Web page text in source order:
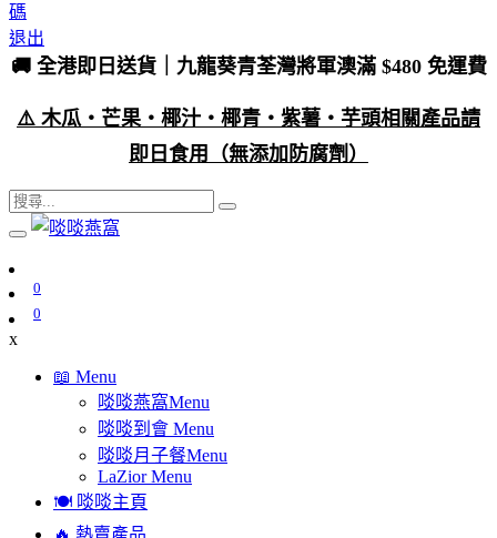
碼
退出
🚚 全港即日送貨｜九龍葵青荃灣將軍澳滿 $480 免運費
⚠️ 木瓜・芒果・椰汁・椰青・紫薯・芋頭相關產品請
即日食用（無添加防腐劑）
0
0
x
📖 Menu
啖啖燕窩Menu
啖啖到會 Menu
啖啖月子餐Menu
LaZior Menu
🍽️ 啖啖主頁
🔥 熱賣產品